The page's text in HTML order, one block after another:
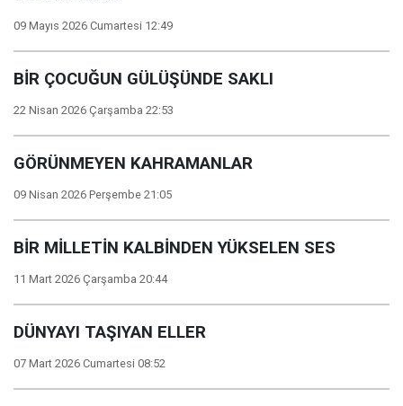
09 Mayıs 2026 Cumartesi 12:49
BİR ÇOCUĞUN GÜLÜŞÜNDE SAKLI
22 Nisan 2026 Çarşamba 22:53
GÖRÜNMEYEN KAHRAMANLAR
09 Nisan 2026 Perşembe 21:05
BİR MİLLETİN KALBİNDEN YÜKSELEN SES
11 Mart 2026 Çarşamba 20:44
DÜNYAYI TAŞIYAN ELLER
07 Mart 2026 Cumartesi 08:52